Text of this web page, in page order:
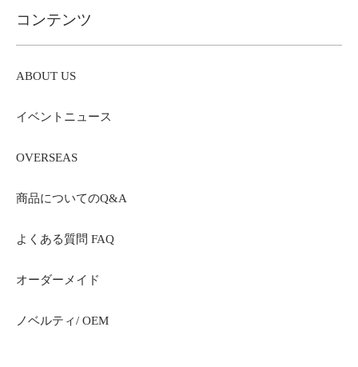
コンテンツ
ABOUT US
イベントニュース
OVERSEAS
商品についてのQ&A
よくある質問 FAQ
オーダーメイド
ノベルティ/ OEM